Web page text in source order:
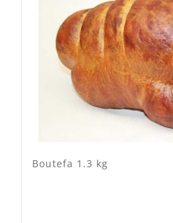
Veau Lo VÎ(0)
Volaille Suisse(0)
Panier(0)
Poste standard(3)
Retrait à Sévery(0)
Boutefa 1.3 kg